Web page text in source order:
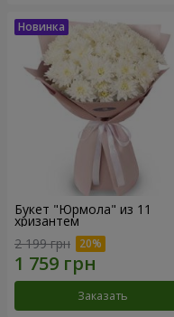
Букет "Юрмола" из 11
хризантем
2 199 грн
Заказать